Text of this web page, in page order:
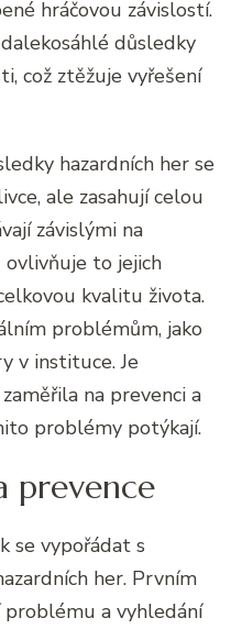
hráčovou závislostí.
důsledky
což ztěžuje vyřešení
hazardních her se
ale zasahují celou
závislými na
ovlivňuje to jejich
kvalitu života.
problémům, jako
v instituce. Je
na prevenci a
problémy potýkají.
prevence
se vypořádat s
her. Prvním
a vyhledání